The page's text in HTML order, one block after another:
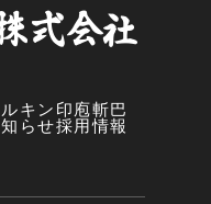
キン印 庖斬巴
らせ採用情報